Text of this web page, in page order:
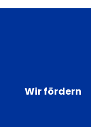
Wir fördern